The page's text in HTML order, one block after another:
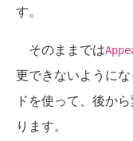
す。
そのままでは
更できないようにな
ドを使って、後か
ります。